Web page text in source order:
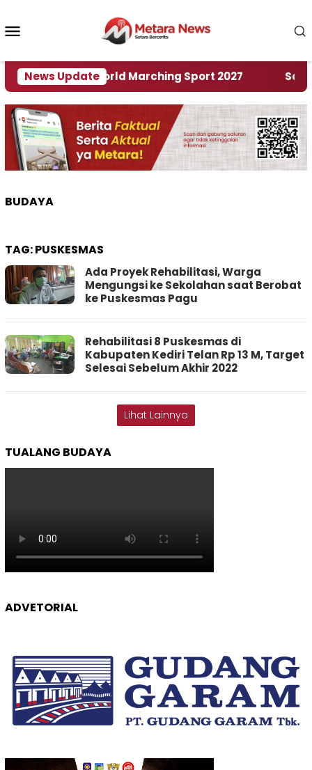
konten
News Update
Rumah World Marching Sport 2027 ‎Soal
BUDAYA
TAG:PUSKESMAS
Ada Proyek Rehabilitasi, Warga
Mengungsi ke Sekolahan saat Berobat
ke Puskesmas Pagu
Rehabilitasi 8 Puskesmas di
Kabupaten Kediri Telan Rp 13 M, Target
Selesai Sebelum Akhir 2022
Lihat Lainnya
TUALANG BUDAYA
ADVETORIAL